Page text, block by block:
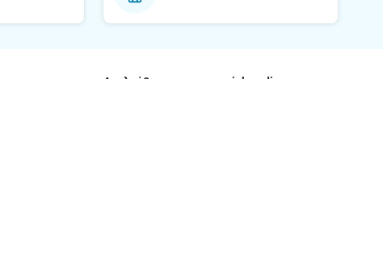
Ακολούθησε μας στα social media